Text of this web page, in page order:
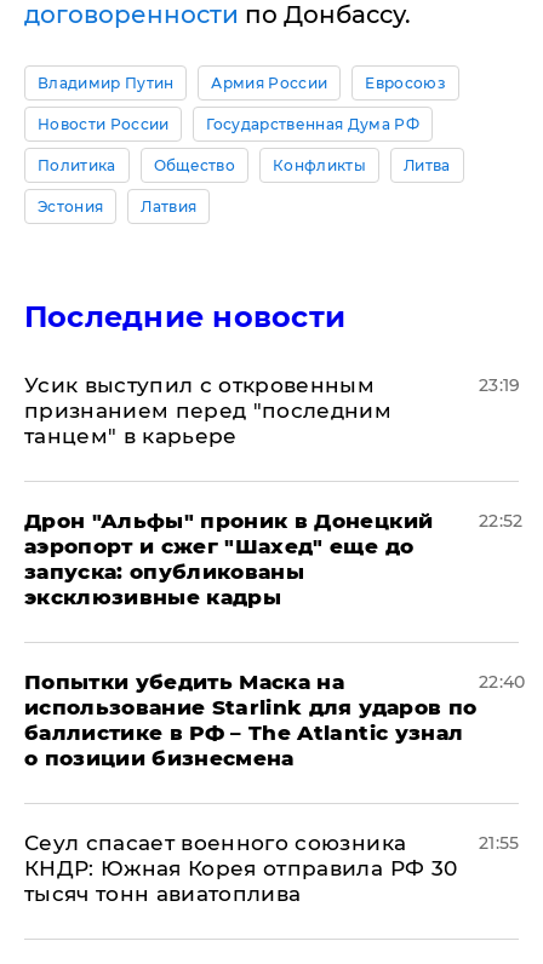
договоренности по Донбассу.
Владимир Путин Армия России Евросоюз
Новости России Государственная Дума РФ
Политика Общество Конфликты Литва
Эстония Латвия
Последние новости
Усик выступил с откровенным
признанием перед "последним
танцем" в карьере
23:19
Дрон "Альфы" проник в Донецкий
аэропорт и сжег "Шахед" еще до
запуска: опубликованы
эксклюзивные кадры
22:52
Попытки убедить Маска на
использование Starlink для ударов по
баллистике в РФ – The Atlantic узнал
о позиции бизнесмена
22:40
​Сеул спасает военного союзника
КНДР: Южная Корея отправила РФ 30
тысяч тонн авиатоплива
21:55